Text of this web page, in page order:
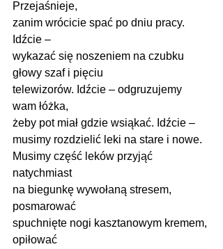
Przejaśnieje,
zanim wrócicie spać po dniu pracy.
Idźcie –
wykazać się noszeniem na czubku
głowy szaf i pięciu
telewizorów. Idźcie – odgruzujemy
wam łóżka,
żeby pot miał gdzie wsiąkać. Idźcie –
musimy rozdzielić leki na stare i nowe.
Musimy część leków przyjąć
natychmiast
na biegunkę wywołaną stresem,
posmarować
spuchnięte nogi kasztanowym kremem,
opiłować